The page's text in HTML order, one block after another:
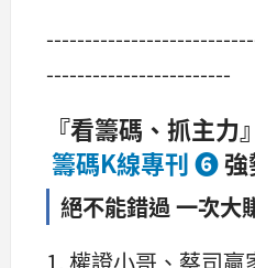
------------------------
『看籌碼、抓主力
籌碼K線專刊 ❻強
絕不能錯過 一次大